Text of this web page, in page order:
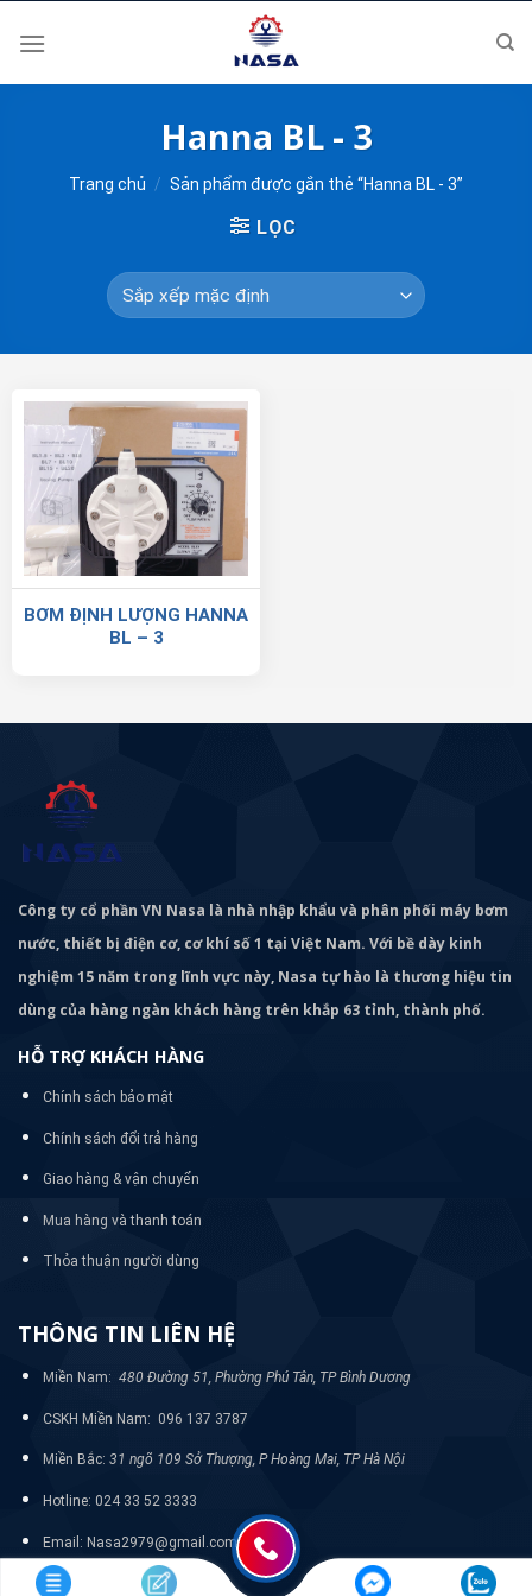
Hanna BL - 3
Trang chủ / Sản phẩm được gắn thẻ “Hanna BL - 3”
LỌC
BƠM ĐỊNH LƯỢNG HANNA
BL – 3
Công ty cổ phần VN Nasa là nhà nhập khẩu và phân phối máy bơm
nước, thiết bị điện cơ, cơ khí số 1 tại Việt Nam. Với bề dày kinh
nghiệm 15 năm trong lĩnh vực này, Nasa tự hào là thương hiệu tin
dùng của hàng ngàn khách hàng trên khắp 63 tỉnh, thành phố.
HỖ TRỢ KHÁCH HÀNG
Chính sách bảo mật
Chính sách đổi trả hàng
Giao hàng & vận chuyển
Mua hàng và thanh toán
Thỏa thuận người dùng
THÔNG TIN LIÊN HỆ
Miền Nam: 480 Đường 51, Phường Phú Tân, TP Bình Dương
CSKH Miền Nam: 096 137 3787
Miền Bắc: 31 ngõ 109 Sở Thượng, P Hoàng Mai, TP Hà Nội
Hotline: 024 33 52 3333
Email: Nasa2979@gmail.com